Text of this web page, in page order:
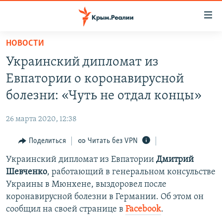
Вернуться
основному
содержанию
Вернутся
главной
навигации
Вернутся
поиску
СПЕЦПРОЕКТЫ
11 ЛЕТ ОККУПАЦИИ КРЫМА. 11 ИСТОРИЙ СОПРОТИВЛЕНИЯ
ВОДА
ЕЩЕ
ИНТЕРАКТИВ
ИНФОГРАФИКА
ТЕЛЕПРОЕКТ КРЫМ.РЕАЛИИ
СОВЕТЫ ПРАВОЗАЩИТНИКОВ
ПРОПАВШИЕ БЕЗ ВЕСТИ
РАДІО СВОБОДА
КАК ОБОЙТИ БЛОКИРОВКУ
Українською
Qırımtatar
НОВОСТИ
Украинский дипломат из
Евпатории о коронавирусной
болезни: «Чуть не отдал концы»
26 марта 2020, 12:38
Поделиться Читать без VPN
Украинский дипломат из Евпатории Дмитрий
Шевченко, работающий в генеральном консульстве
Украины в Мюнхене, выздоровел после
коронавирусной болезни в Германии. Об этом он
сообщил на своей странице в Facebook.